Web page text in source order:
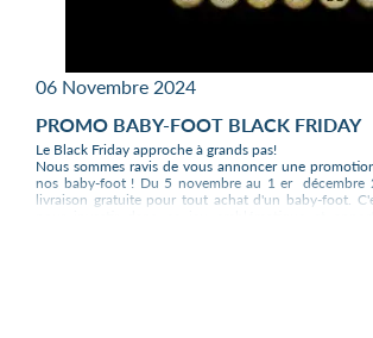
06 Novembre 2024
PROMO BABY-FOOT BLACK FRIDAY
Le Black Friday approche à grands pas!
Nous sommes ravis de vous annoncer une
nos baby-foot ! Du 5 novembre au 1 er décembre
livraison gratuite pour tout achat d'un baby-foot.